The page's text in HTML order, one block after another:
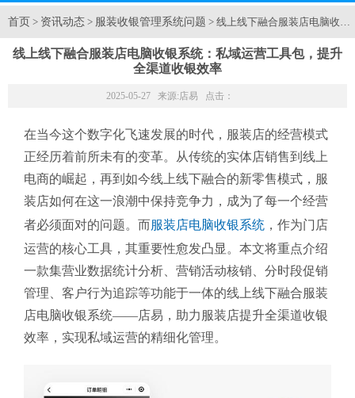
首页 > 资讯动态 > 服装收银管理系统问题 > 线上线下融合服装店电脑收
线上线下融合服装店电脑收银系统：私域运营工具包，提升
全渠道收银效率
2025-05-27 来源:店易 点击：
在当今这个数字化飞速发展的时代，服装店的经营模式
正经历着前所未有的变革。从传统的实体店销售到线上
电商的崛起，再到如今线上线下融合的新零售模式，服
装店如何在这一浪潮中保持竞争力，成为了每一个经营
者必须面对的问题。而服装店电脑收银系统 ，作为门店
运营的核心工具，其重要性愈发凸显。本文将重点介绍
一款集营业数据统计分析、营销活动核销、分时段促销
管理、客户行为追踪等功能于一体的线上线下融合服装
店电脑收银系统——店易，助力服装店提升全渠道收银
效率，实现私域运营的精细化管理。